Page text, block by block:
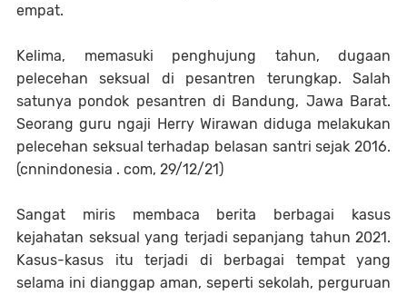
empat.
Kelima, memasuki penghujung tahun, dugaan
pelecehan seksual di pesantren terungkap. Salah
satunya pondok pesantren di Bandung, Jawa Barat.
Seorang guru ngaji Herry Wirawan diduga melakukan
pelecehan seksual terhadap belasan santri sejak 2016.
(cnnindonesia . com, 29/12/21)
Sangat miris membaca berita berbagai kasus
kejahatan seksual yang terjadi sepanjang tahun 2021.
Kasus-kasus itu terjadi di berbagai tempat yang
selama ini dianggap aman, seperti sekolah, perguruan